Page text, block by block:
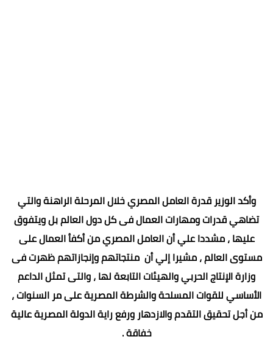
وأكد الوزير قدرة العامل المصري خلال المرحلة الراهنة والتي
تضاهي قدرات ومهارات العمال فى كل دول العالم بل ويتفوق
عليها ، مشددا علي أن العامل المصري من أكفأ العمال على
مستوى العالم ، مشيرا إلي أن منتجاتهم وإنجازاتهم ظهرت فى
وزارة الإنتاج الحربي والهيئات التابعة لها ، والتى تمثل الداعم
الأساسي للقوات المسلحة والشرطة المصرية على مر السنوات ،
من أجل تحقيق التقدم والازدهار ورفع راية الدولة المصرية عالية
خفاقة .